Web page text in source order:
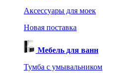
Аксессуары для моек
Новая поставка
Мебель для ванн
Тумба с умывальником